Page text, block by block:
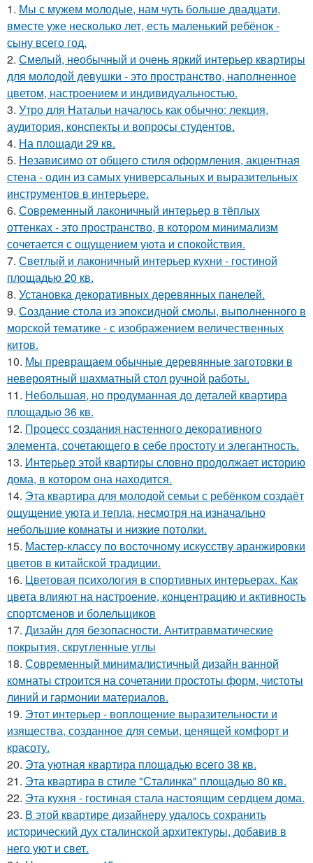
1. Мы с мужем молодые, нам чуть больше двадцати,
вместе уже несколько лет, есть маленький ребёнок -
сыну всего год.
2. Смелый, необычный и очень яркий интерьер квартиры
для молодой девушки - это пространство, наполненное
цветом, настроением и индивидуальностью.
3. Утро для Натальи началось как обычно: лекция,
аудитория, конспекты и вопросы студентов.
4. На площади 29 кв.
5. Независимо от общего стиля оформления, акцентная
стена - один из самых универсальных и выразительных
инструментов в интерьере.
6. Современный лаконичный интерьер в тёплых
оттенках - это пространство, в котором минимализм
сочетается с ощущением уюта и спокойствия.
7. Светлый и лаконичный интерьер кухни - гостиной
площадью 20 кв.
8. Установка декоративных деревянных панелей.
9. Создание стола из эпоксидной смолы, выполненного в
морской тематике - с изображением величественных
китов.
10. Мы превращаем обычные деревянные заготовки в
невероятный шахматный стол ручной работы.
11. Небольшая, но продуманная до деталей квартира
площадью 36 кв.
12. Процесс создания настенного декоративного
элемента, сочетающего в себе простоту и элегантность.
13. Интерьер этой квартиры словно продолжает историю
дома, в котором она находится.
14. Эта квартира для молодой семьи с ребёнком создаёт
ощущение уюта и тепла, несмотря на изначально
небольшие комнаты и низкие потолки.
15. Мастер-классу по восточному искусству аранжировки
цветов в китайской традиции.
16. Цветовая психология в спортивных интерьерах. Как
цвета влияют на настроение, концентрацию и активность
спортсменов и болельщиков
17. Дизайн для безопасности. Антитравматические
покрытия, скругленные углы
18. Современный минималистичный дизайн ванной
комнаты строится на сочетании простоты форм, чистоты
линий и гармонии материалов.
19. Этот интерьер - воплощение выразительности и
изящества, созданное для семьи, ценящей комфорт и
красоту.
20. Эта уютная квартира площадью всего 38 кв.
21. Эта квартира в стиле "Сталинка" площадью 80 кв.
22. Эта кухня - гостиная стала настоящим сердцем дома.
23. В этой квартире дизайнеру удалось сохранить
исторический дух сталинской архитектуры, добавив в
него уют и свет.